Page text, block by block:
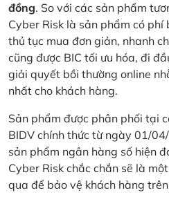
đồng. So với các sản phẩm
Cyber Risk là sản phẩm có
thủ tục mua đơn giản, nhanh
cũng được BIC tối ưu hóa, đi
giải quyết bồi thường online
nhất cho khách hàng.
Sản phẩm được phân phối tại
BIDV chính thức từ ngày 01/
sản phẩm ngân hàng số hiện
Cyber Risk chắc chắn sẽ là
qua để bảo vệ khách hàng